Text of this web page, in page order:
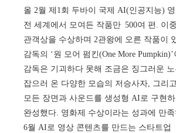
올 2월 제1회 두바이 국제 AI(인공지능)
전 세계에서 모여든 작품만 500여 편. 이
관객상을 수상하며 2관왕에 오른 작품이
감독의 ‘원 모어 펌킨(One More
감독은 기괴하다 못해 조금은 징그러운
잡으러 온 다양한 모습의 저승사자, 그리
모든 장면과 사운드를 생성형 AI로 구현
완성했다. 영화제 수상이라는 성과에 만
6월 AI로 영상 콘텐츠를 만드는 스타트업